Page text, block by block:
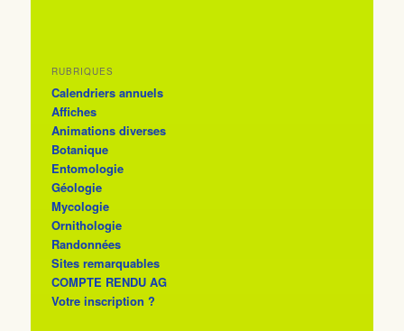
RUBRIQUES
Calendriers annuels
Affiches
Animations diverses
Botanique
Entomologie
Géologie
Mycologie
Ornithologie
Randonnées
Sites remarquables
COMPTE RENDU AG
Votre inscription ?